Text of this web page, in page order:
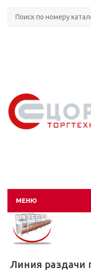
МЕНЮ
Линия раздачи